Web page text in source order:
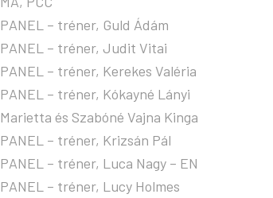
PANEL – tréner, Guld Ádám
PANEL – tréner, Judit Vitai
PANEL – tréner, Kerekes Valéria
PANEL – tréner, Kókayné Lányi
Marietta és Szabóné Vajna Kinga
PANEL – tréner, Krizsán Pál
PANEL – tréner, Luca Nagy – EN
PANEL – tréner, Lucy Holmes